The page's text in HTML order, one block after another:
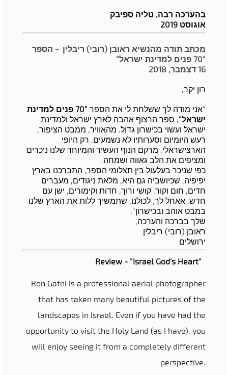
בהערכה רבה, טליה ספיבק
אוגוסט 2019
מכתב תודה מהנשיא ראובן (רובי) ריבלין - הספר
"70 פנים למדינת ישראל"
16 דצמבר, 2018
רון יקר,
"אני מודה לך ששלחת לי את הספר
"70 פנים למדינת
ישראל" , ספר הרצוף אהבה לארץ ישראל ולמדינת
ישראל ועשוי בכישרון גדול. מהאוויר, ממבט הציפור,
רעש היומיום וסערותיו לא נשמעים. רק היופי
הארצישראלי, מרקם הנוף העשיר והמיוחד שלנו ניכרים
ומציפים את הלב גאווה ושמחה.
כפי שניכר בעלעול בין תצלומי הספר, התברכנו בארץ
יפיפיה, שכיושביה גם היא, מלאת ניגודים, מעברים
חדים, חום וקור, קושי ורוך, חדות וקימורים, ישן עם
חדש. אאחל לך, לכולנו, שתמשיך ללות את הארץ שלנו
במבט אוהב ובכישרון".
שלך בברכה והערכה,
ראובן (רובי) ריבלין
ירושלים
Review - "Israel God's Heart"
Ron Gafni is a professional aerial photographer
that has taken many beautiful pictures of the
landscapes in Israel. Even if you have had the
opportunity to visit the Holy Land (as I have), you
will enjoy seeing it from a completely different
perspective.